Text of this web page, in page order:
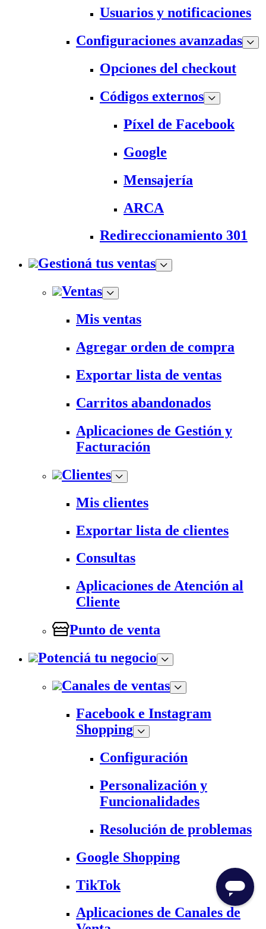
Usuarios y notificaciones
Configuraciones avanzadas
Opciones del checkout
Códigos externos
Píxel de Facebook
Google
Mensajería
ARCA
Redireccionamiento 301
Gestioná tus ventas
Ventas
Mis ventas
Agregar orden de compra
Exportar lista de ventas
Carritos abandonados
Aplicaciones de Gestión y
Facturación
Clientes
Mis clientes
Exportar lista de clientes
Consultas
Aplicaciones de Atención al
Cliente
Punto de venta
Potenciá tu negocio
Canales de ventas
Facebook e Instagram
Shopping
Configuración
Personalización y
Funcionalidades
Resolución de problemas
Google Shopping
TikTok
Aplicaciones de Canales de